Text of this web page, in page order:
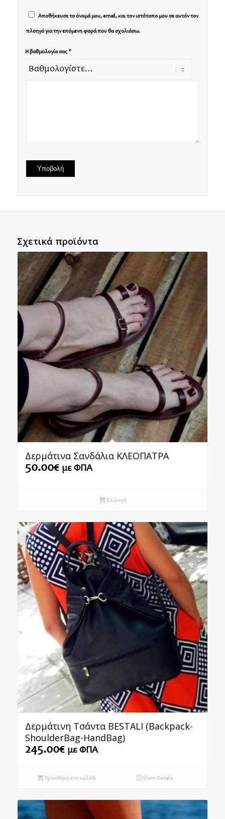
Αποθήκευσε το όνομά μου, email, και τον ιστότοπο μου σε αυτόν τον
πλοηγό για την επόμενη φορά που θα σχολιάσω.
Η βαθμολογία σας *
Σχετικά προϊόντα
Δερμάτινα Σανδάλια ΚΛΕΟΠΑΤΡΑ
50.00€ με ΦΠΑ
Επιλογή
Δερμάτινη Τσάντα BESTALI (Backpack-
ShoulderBag-HandBag)
245.00€ με ΦΠΑ
Προσθήκη στο καλάθι Show Details